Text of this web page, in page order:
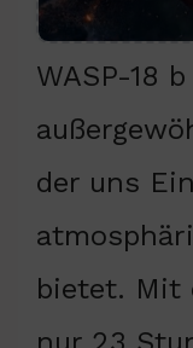
WASP-18
der uns
bietet. Mit